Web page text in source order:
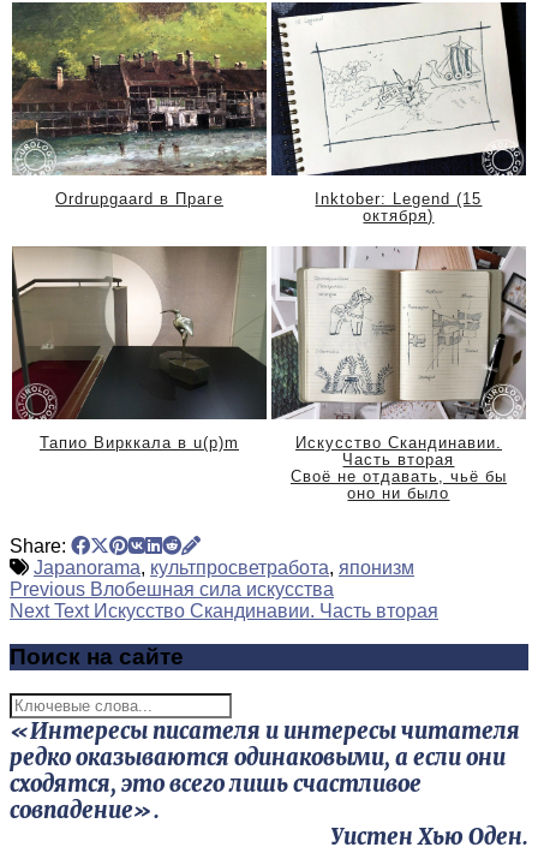
Ordrupgaard в Праге
Inktober: Legend (15
октября)
Тапио Вирккала в u(p)m
Искусство Скандинавии.
Часть вторая
Своё не отдавать, чьё бы
оно ни было
Share:
Japanorama, культпросветработа, японизм
Previous Влобешная сила искусства
Next Text Искусство Скандинавии. Часть вторая
Поиск на сайте
«Интересы писателя и интересы читателя
редко оказываются одинаковыми, а если они
сходятся, это всего лишь счастливое
совпадение».
Уистен Хью Оден.